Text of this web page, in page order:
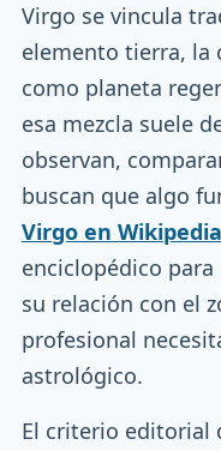
Virgo se vincula
elemento tierra, la
como planeta
esa mezcla suele
observan,
buscan que algo
Virgo en Wikipedia
enciclopédico
su relación con el
profesional
astrológico.
El criterio editorial